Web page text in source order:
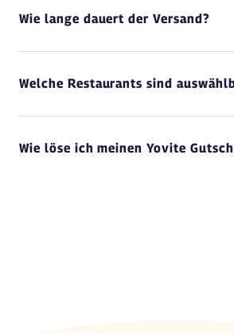
Wie lange dauert der Versand?
Welche Restaurants sind
Wie löse ich meinen Yovite